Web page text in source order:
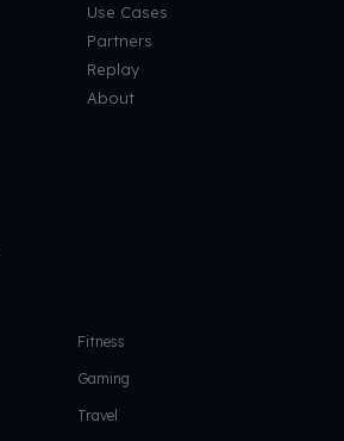
Use Cases
Partners
Replay
About
Fitness
Gaming
Travel